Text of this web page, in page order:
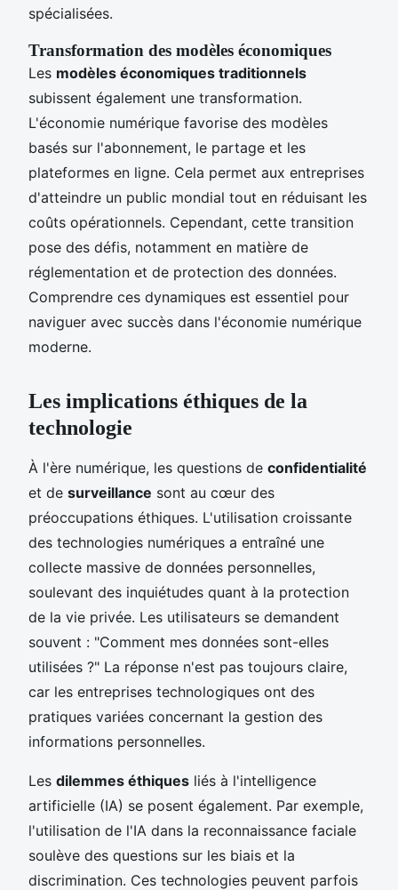
spécialisées.
Transformation des modèles économiques
Les modèles économiques traditionnels
subissent également une transformation.
L'économie numérique favorise des modèles
basés sur l'abonnement, le partage et les
plateformes en ligne. Cela permet aux entreprises
d'atteindre un public mondial tout en réduisant les
coûts opérationnels. Cependant, cette transition
pose des défis, notamment en matière de
réglementation et de protection des données.
Comprendre ces dynamiques est essentiel pour
naviguer avec succès dans l'économie numérique
moderne.
Les implications éthiques de la
technologie
À l'ère numérique, les questions de confidentialité
et de surveillance sont au cœur des
préoccupations éthiques. L'utilisation croissante
des technologies numériques a entraîné une
collecte massive de données personnelles,
soulevant des inquiétudes quant à la protection
de la vie privée. Les utilisateurs se demandent
souvent : "Comment mes données sont-elles
utilisées ?" La réponse n'est pas toujours claire,
car les entreprises technologiques ont des
pratiques variées concernant la gestion des
informations personnelles.
Les dilemmes éthiques liés à l'intelligence
artificielle (IA) se posent également. Par exemple,
l'utilisation de l'IA dans la reconnaissance faciale
soulève des questions sur les biais et la
discrimination. Ces technologies peuvent parfois